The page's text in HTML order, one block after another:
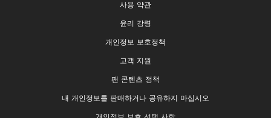
사용 약관
윤리 강령
개인정보 보호정책
고객 지원
팬 콘텐츠 정책
내 개인정보를 판매하거나 공유하지 마십시오